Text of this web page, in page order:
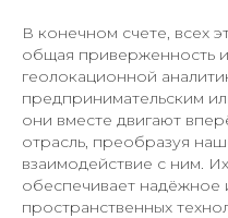
В конечном счете, всех
общая приверженность
геолокационной
предпринимательским
они вместе двигают
отрасль, преобразуя
взаимодействие с ним.
обеспечивает
пространственных